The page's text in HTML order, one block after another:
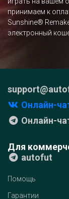
принимаем к
Sunshine®
электронный
Онлайн-
Онлайн-
Для
autofut
Помощь
Гарантии